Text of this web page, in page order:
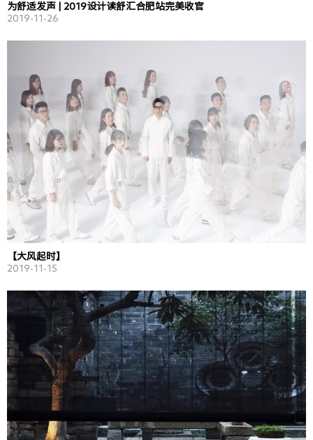
为舒适发声 | 2019设计读舒汇合肥站完美收官
2019-11-26
【大风起时】
2019-11-15